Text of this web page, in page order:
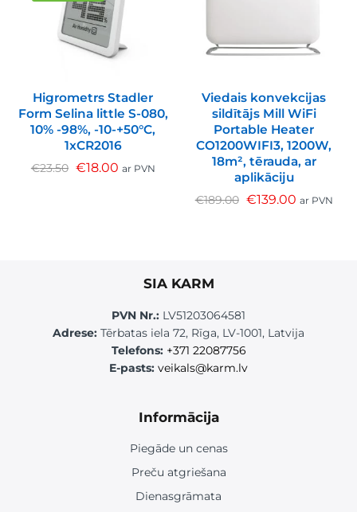
Higrometrs Stadler
Form Selina little S-080,
10% -98%, -10-+50°C,
1xCR2016
€23.50 €18.00 ar PVN
Viedais konvekcijas
sildītājs Mill WiFi
Portable Heater
CO1200WIFI3, 1200W,
18m², tērauda, ar
aplikāciju
€189.00 €139.00 ar PVN
SIA KARM
PVN Nr.: LV51203064581
Adrese: Tērbatas iela 72, Rīga, LV-1001, Latvija
Telefons: +371 22087756
E-pasts: veikals@karm.lv
Informācija
Piegāde un cenas
Preču atgriešana
Dienasgrāmata